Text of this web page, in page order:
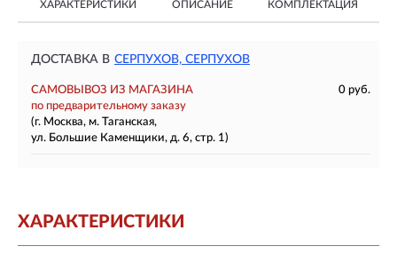
ХАРАКТЕРИСТИКИ ОПИСАНИЕ КОМПЛЕКТАЦИЯ
ДОСТАВКА В СЕРПУХОВ, СЕРПУХОВ
САМОВЫВОЗ ИЗ МАГАЗИНА
0 руб.
по предварительному заказу
(г. Москва, м. Таганская,
ул. Большие Каменщики, д. 6, стр. 1)
ХАРАКТЕРИСТИКИ